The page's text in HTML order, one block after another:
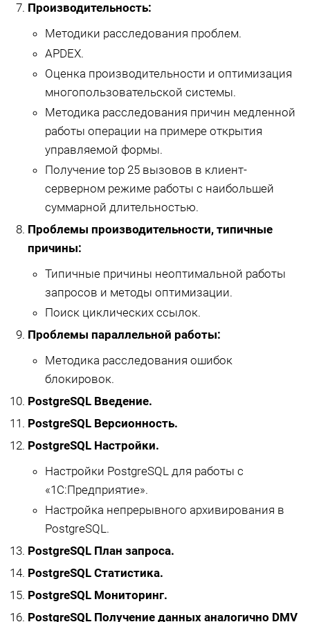
Производительность:
Методики расследования проблем.
APDEX.
Оценка производительности и оптимизация
многопользовательской системы.
Методика расследования причин медленной
работы операции на примере открытия
управляемой формы.
Получение top 25 вызовов в клиент-
серверном режиме работы с наибольшей
суммарной длительностью.
Проблемы производительности, типичные
причины:
Типичные причины неоптимальной работы
запросов и методы оптимизации.
Поиск циклических ссылок.
Проблемы параллельной работы:
Методика расследования ошибок
блокировок.
PostgreSQL Введение.
PostgreSQL Версионность.
PostgreSQL Настройки.
Настройки PostgreSQL для работы с
«1С:Предприятие».
Настройка непрерывного архивирования в
PostgreSQL.
PostgreSQL План запроса.
PostgreSQL Статистика.
PostgreSQL Мониторинг.
PostgreSQL Получение данных аналогично DMV